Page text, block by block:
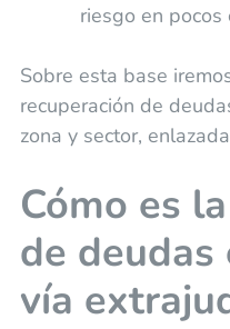
riesgo en pocos
Sobre esta base
recuperación de
zona y sector,
Cómo es
de deudas
vía